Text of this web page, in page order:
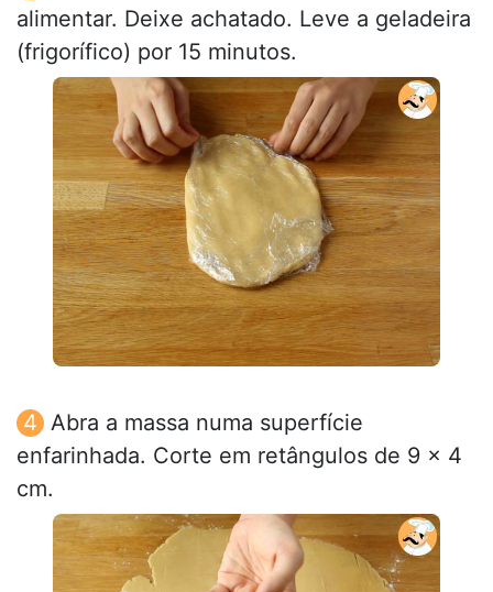
alimentar. Deixe achatado. Leve a geladeira
(frigorífico) por 15 minutos.
Abra a massa numa superfície
enfarinhada. Corte em retângulos de 9 x 4
cm.